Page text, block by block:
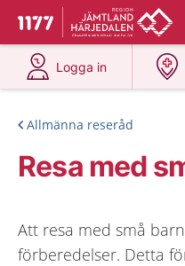
Till startsidan för 1177
Du har valt region
Logga in
på 1177.se
Allmänna reseråd
Resa med
Att resa med små
förberedelser. Detta